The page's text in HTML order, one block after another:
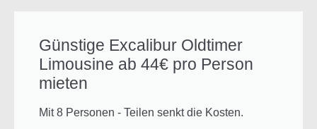
Günstige Excalibur Oldtimer
Limousine ab 44€ pro Person
mieten
Mit 8 Personen - Teilen senkt die Kosten.